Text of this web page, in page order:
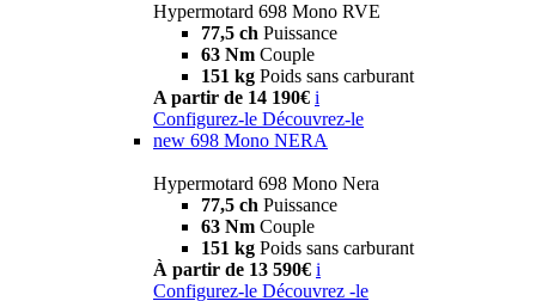
Hypermotard 698 Mono RVE
77,5 ch Puissance
63 Nm Couple
151 kg Poids sans carburant
A partir de 14 190€ i
Configurez-le Découvrez-le
new 698 Mono NERA
Hypermotard 698 Mono Nera
77,5 ch Puissance
63 Nm Couple
151 kg Poids sans carburant
À partir de 13 590€ i
Configurez-le Découvrez -le